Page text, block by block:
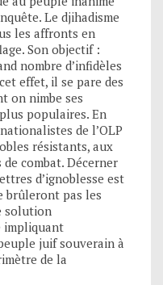
Le djihadisme
les affronts en
Son objectif :
nombre d’infidèles
effet, il se pare des
on nimbe ses
populaires. En
de l’OLP
résistants, aux
combat. Décerner
d’ignoblesse est
brûleront pas les
solution
juif souverain à
de la